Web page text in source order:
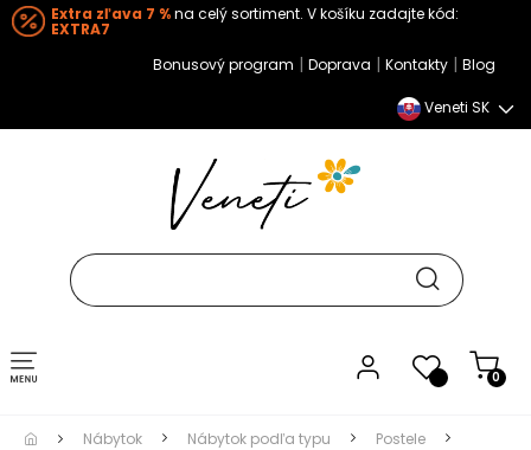
Extra zľava 7 %na celý sortiment. V košíku zadajte kód:
EXTRA7
Bonusový program | Doprava | Kontakty | Blog
Veneti SK
0
Toggle navigation
Nábytok Nábytok podľa typu
Postele